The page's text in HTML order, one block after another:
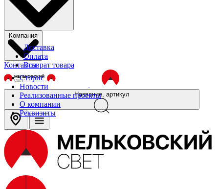
Доставка
Оплата
Возврат товара
Компания
Сторис
Новости
Реализованные проекты
О компании
Реквизиты
Контакты
Название, артикул